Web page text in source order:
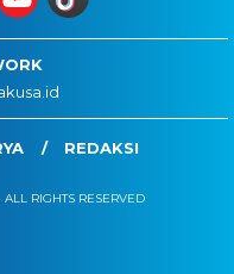
REDAKSI
RIGHTS RESERVED